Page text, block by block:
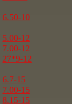
6.50-10
5.00-12
7.00-12
27*9-12
6.7-15
7.00-15
8.15-15